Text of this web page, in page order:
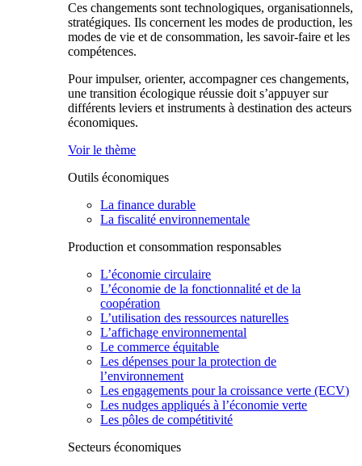
Ces changements sont technologiques, organisationnels,
stratégiques. Ils concernent les modes de production, les
modes de vie et de consommation, les savoir-faire et les
compétences.
Pour impulser, orienter, accompagner ces changements,
une transition écologique réussie doit s’appuyer sur
différents leviers et instruments à destination des acteurs
économiques.
Voir le thème
Outils économiques
La finance durable
La fiscalité environnementale
Production et consommation responsables
L’économie circulaire
L’économie de la fonctionnalité et de la
coopération
L’utilisation des ressources naturelles
L’affichage environnemental
Le commerce équitable
Les dépenses pour la protection de
l’environnement
Les engagements pour la croissance verte (ECV)
Les nudges appliqués à l’économie verte
Les pôles de compétitivité
Secteurs économiques